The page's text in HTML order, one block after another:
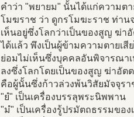
คำว่า "พยายม" นั้นได้แก่ความต
โมฆราช ว่า ดูกรโมฆะราช ท่าน
เห็นอยู่ซึ่งโลกว่าเป็นของสูญ ฆ่า
ได้แล้ว พึงเป็นผู้ข้ามความตายเ
ย่อมไม่เห็นซึ่งบุคคลอันพิจารณา
ลงซึ่งโลกโดยเป็นของสูญ ฆ่าอัต
คือผู้นั้นซึ่งก้าวล่วงพ้นวิสัยมัจจุรา
"ยํ" เป็นเครื่องบรรลุพระนิพพาน
"มํ" เป็นเครื่องรู้ปรมัตถธรรมของ